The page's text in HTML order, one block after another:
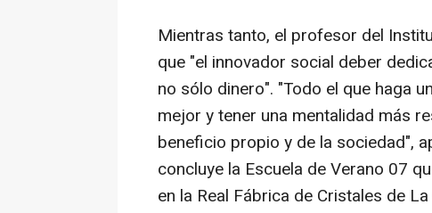
Mientras tanto, el profesor del
que "el innovador social deber
no sólo dinero". "Todo el que haga
mejor y tener una mentalidad más
beneficio propio y de la sociedad",
concluye la Escuela de Verano 07
en la Real Fábrica de Cristales de